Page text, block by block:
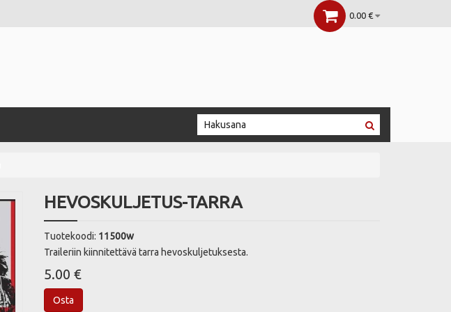
0.00 €
HEVOSKULJETUS-TARRA
Tuotekoodi: 11500w
Traileriin kiinnitettävä tarra hevoskuljetuksesta.
5.00 €
Osta